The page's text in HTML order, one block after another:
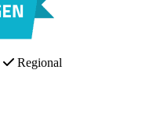
Regional